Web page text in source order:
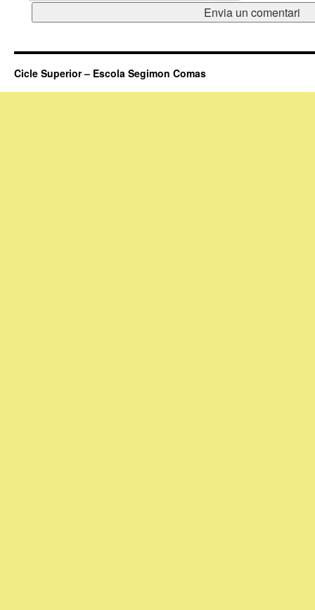
Cicle Superior – Escola Segimon Comas